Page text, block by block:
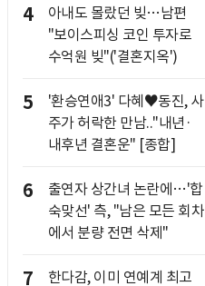
4
아내도 몰랐던 빚…남편
"보이스피싱 코인 투자로
수억원 빚"('결혼지옥')
5
'환승연애3' 다혜♥동진, 사
주가 허락한 만남.."내년·
내후년 결혼운" [종합]
6
출연자 상간녀 논란에…'합
숙맞선' 측, "남은 모든 회차
에서 분량 전면 삭제"
7 한다감, 이미 연예계 최고